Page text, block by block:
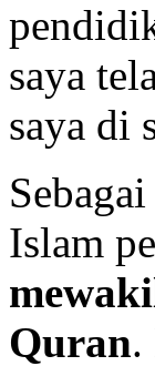
saya
saya di
Islam
Quran.